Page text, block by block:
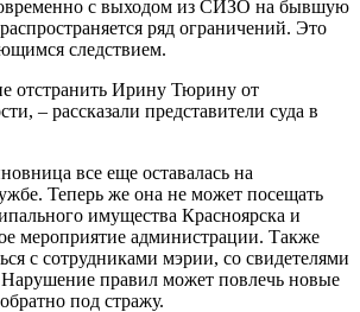
с выходом из СИЗО на бывшую
ряд ограничений. Это
следствием.
отстранить Ирину Тюрину от
– рассказали представители суда в
все еще оставалась на
Теперь же она не может посещать
имущества Красноярска и
мероприятие администрации. Также
с сотрудниками мэрии, со свидетелями
правил может повлечь новые
под стражу.